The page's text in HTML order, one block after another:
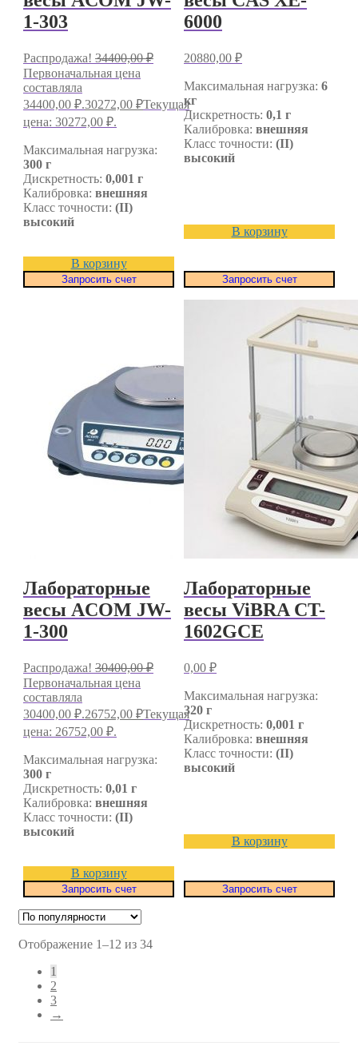
1-303
Распродажа! 34400,00₽
Первоначальная цена
составляла
34400,00 ₽.30272,00 ₽Текущая
цена: 30272,00 ₽.
Максимальная нагрузка:
300 г
Дискретность: 0,001 г
Калибровка: внешняя
Класс точности: (II)
высокий
В корзину
Запросить счет
6000
20880,00 ₽
Максимальная нагрузка: 6
кг
Дискретность: 0,1 г
Калибровка: внешняя
Класс точности: (II)
высокий
В корзину
Запросить счет
Лабораторные
весы ACOM JW-
1-300
Распродажа! 30400,00₽
Первоначальная цена
составляла
30400,00 ₽.26752,00 ₽Текущая
цена: 26752,00 ₽.
Максимальная нагрузка:
300 г
Дискретность: 0,01 г
Калибровка: внешняя
Класс точности: (II)
высокий
В корзину
Запросить счет
Лабораторные
весы ViBRA CT-
1602GCE
0,00 ₽
Максимальная нагрузка:
320 г
Дискретность: 0,001 г
Калибровка: внешняя
Класс точности: (II)
высокий
В корзину
Запросить счет
Отображение 1–12 из 34
1
2
3
→